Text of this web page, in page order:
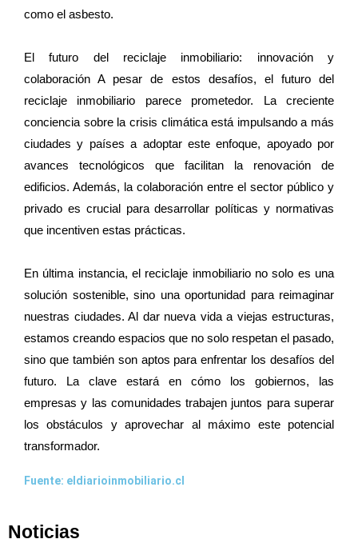
como el asbesto.
El futuro del reciclaje inmobiliario: innovación y
colaboración A pesar de estos desafíos, el futuro del
reciclaje inmobiliario parece prometedor. La creciente
conciencia sobre la crisis climática está impulsando a más
ciudades y países a adoptar este enfoque, apoyado por
avances tecnológicos que facilitan la renovación de
edificios. Además, la colaboración entre el sector público y
privado es crucial para desarrollar políticas y normativas
que incentiven estas prácticas.
En última instancia, el reciclaje inmobiliario no solo es una
solución sostenible, sino una oportunidad para reimaginar
nuestras ciudades. Al dar nueva vida a viejas estructuras,
estamos creando espacios que no solo respetan el pasado,
sino que también son aptos para enfrentar los desafíos del
futuro. La clave estará en cómo los gobiernos, las
empresas y las comunidades trabajen juntos para superar
los obstáculos y aprovechar al máximo este potencial
transformador.
Fuente: eldiarioinmobiliario.cl
Noticias